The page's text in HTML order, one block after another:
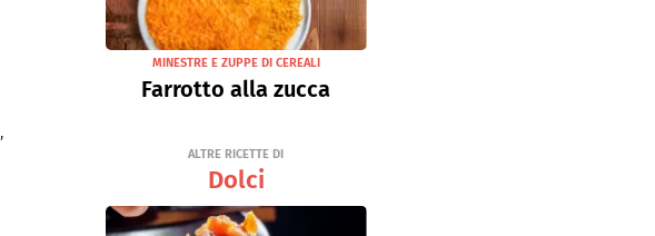
,
MINESTRE E ZUPPE DI CEREALI
Farrotto alla zucca
ALTRE RICETTE DI
Dolci